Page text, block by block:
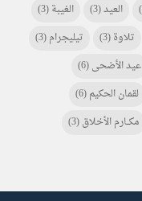
العيد(3) الغيبة(3)
تلاوة(3) تيليجرام(3)
عيد الأضحى(6)
لقمان الحكيم(6)
مكـــارم الأخلاق(3)